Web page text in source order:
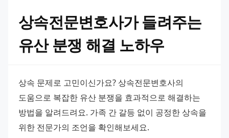
상속전문변호사가 들려주는
유산 분쟁 해결 노하우
상속 문제로 고민이신가요? 상속전문변호사의
도움으로 복잡한 유산 분쟁을 효과적으로 해결하는
방법을 알려드려요. 가족 간 갈등 없이 공정한 상속을
위한 전문가의 조언을 확인해보세요.